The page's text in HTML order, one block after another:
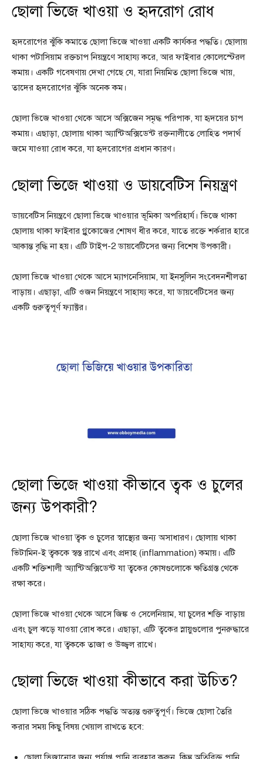
ছোলা ভিজে খাওয়া ও হৃদরোগ রোধ
হৃদরোগের ঝুঁকি কমাতে ছোলা ভিজে খাওয়া একটি কার্যকর পদ্ধতি। ছোলায়
থাকা পটাসিয়াম রক্তচাপ নিয়ন্ত্রণে সাহায্য করে, আর ফাইবার কোলেস্টেরল
কমায়। একটি গবেষণায় দেখা গেছে যে, যারা নিয়মিত ছোলা ভিজে খায়,
তাদের হৃদরোগের ঝুঁকি অনেক কম।
ছোলা ভিজে খাওয়া থেকে আসে অক্সিজেন সমৃদ্ধ পরিপাক, যা হৃদয়ের চাপ
কমায়। এছাড়া, ছোলায় থাকা অ্যান্টিঅক্সিডেন্ট রক্তনালীতে লোহিত পদার্থ
জমে যাওয়া রোধ করে, যা হৃদরোগের প্রধান কারণ।
ছোলা ভিজে খাওয়া ও ডায়বেটিস নিয়ন্ত্রণ
ডায়বেটিস নিয়ন্ত্রণে ছোলা ভিজে খাওয়ার ভূমিকা অপরিহার্য। ভিজে থাকা
ছোলায় থাকা ফাইবার গ্লুকোজের শোষণ ধীর করে, যাতে রক্তে শর্করার হারে
আকান্ত বৃদ্ধি না হয়। এটি টাইপ-2 ডায়বেটিসের জন্য বিশেষ উপকারী।
ছোলা ভিজে খাওয়া থেকে আসে ম্যাগনেসিয়াম, যা ইনসুলিন সংবেদনশীলতা
বাড়ায়। এছাড়া, এটি ওজন নিয়ন্ত্রণে সাহায্য করে, যা ডায়বেটিসের জন্য
একটি গুরুত্বপূর্ণ ফ্যাক্টর।
ছোলা ভিজে খাওয়া কীভাবে ত্বক ও চুলের
জন্য উপকারী?
ছোলা ভিজে খাওয়া ত্বক ও চুলের স্বাস্থ্যের জন্য অসাধারণ। ছোলায় থাকা
ভিটামিন-ই ত্বককে স্বস্ত রাখে এবং প্রদাহ (inflammation) কমায়। এটি
একটি শক্তিশালী অ্যান্টিঅক্সিডেন্ট যা ত্বকের কোষগুলোকে ক্ষতিগ্রস্ত থেকে
রক্ষা করে।
ছোলা ভিজে খাওয়া থেকে আসে জিঙ্ক ও সেলেনিয়াম, যা চুলের শক্তি বাড়ায়
এবং চুল ঝড়ে যাওয়া রোধ করে। এছাড়া, এটি ত্বকের স্নায়ুগুলোর পুনরুদ্ধারে
সাহায্য করে, যা ত্বককে তাজা ও উজ্জ্বল রাখে।
ছোলা ভিজে খাওয়া কীভাবে করা উচিত?
ছোলা ভিজে খাওয়ার সঠিক পদ্ধতি অত্যন্ত গুরুত্বপূর্ণ। ভিজে ছোলা তৈরি
করার সময় কিছু বিষয় খেয়াল রাখতে হবে: